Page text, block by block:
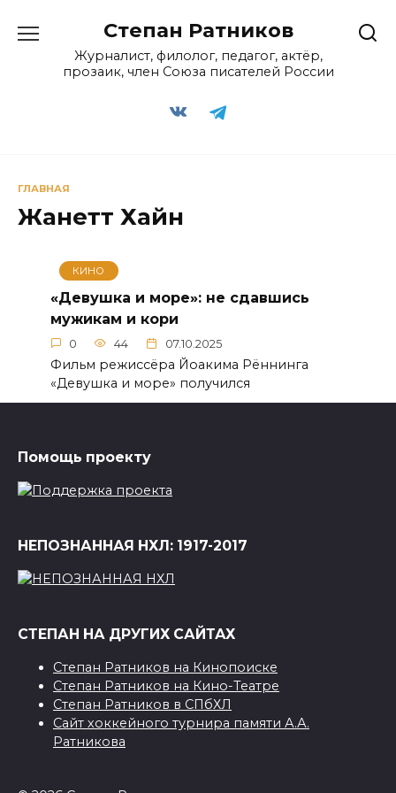
содержанию
Степан Ратников
Журналист, филолог, педагог, актёр,
прозаик, член Союза писателей России
ГЛАВНАЯ
Жанетт Хайн
КИНО
«Девушка и море»: не сдавшись
мужикам и кори
0 44 07.10.2025
Фильм режиссёра Йоакима Рённинга
«Девушка и море» получился
Помощь проекту
НЕПОЗНАННАЯ НХЛ: 1917-2017
СТЕПАН НА ДРУГИХ САЙТАХ
Степан Ратников на Кинопоиске
Степан Ратников на Кино-Театре
Степан Ратников в СПбХЛ
Сайт хоккейного турнира памяти А.А.
Ратникова